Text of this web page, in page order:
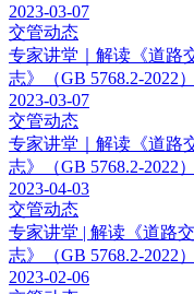
2023-03-07
交管动态
专家讲堂｜解读《道路
志》（GB 5768.2-
2023-03-07
交管动态
专家讲堂｜解读《道路
志》（GB 5768.2-
2023-04-03
交管动态
专家讲堂 | 解读《道路
志》（GB 5768.2-
2023-02-06